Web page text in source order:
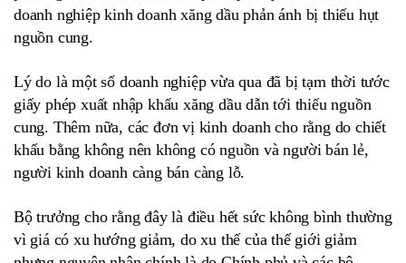
doanh nghiệp kinh doanh xăng dầu phản ánh bị thiếu hụt
nguồn cung.
Lý do là một số doanh nghiệp vừa qua đã bị tạm thời tước
giấy phép xuất nhập khẩu xăng dầu dẫn tới thiếu nguồn
cung. Thêm nữa, các đơn vị kinh doanh cho rằng do chiết
khấu bằng không nên không có nguồn và người bán lẻ,
người kinh doanh càng bán càng lỗ.
Bộ trưởng cho rằng đây là điều hết sức không bình thường
vì giá có xu hướng giảm, do xu thế của thế giới giảm